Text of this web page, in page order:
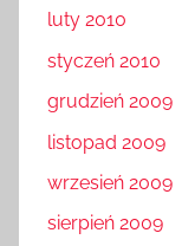
luty 2010
styczeń 2010
grudzień 2009
listopad 2009
wrzesień 2009
sierpień 2009